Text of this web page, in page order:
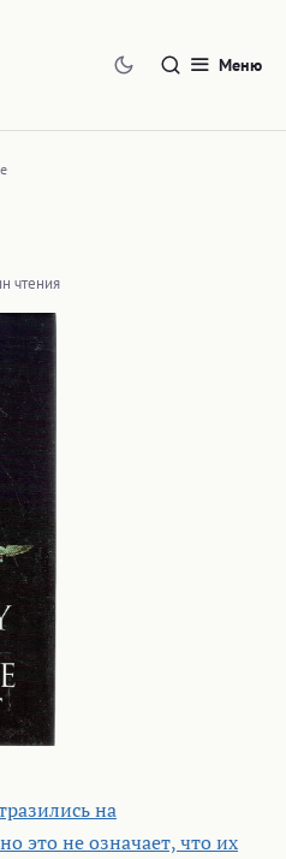
Меню
чтения
на
это не означает, что их